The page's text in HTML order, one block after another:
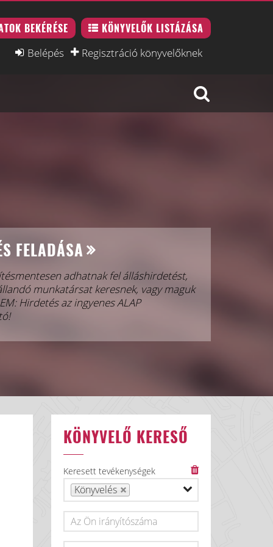
BEKÉRÉSE KÖNYVELŐK LISTÁZÁSA
Belépés Regisztráció könyvelőknek
FELADÁSA
adhatnak fel álláshirdetést,
munkatársat keresnek, vagy maguk
Hirdetés az ingyenes ALAP
KÖNYVELŐ KERESŐ
Keresett tevékenységek
Könyvelés